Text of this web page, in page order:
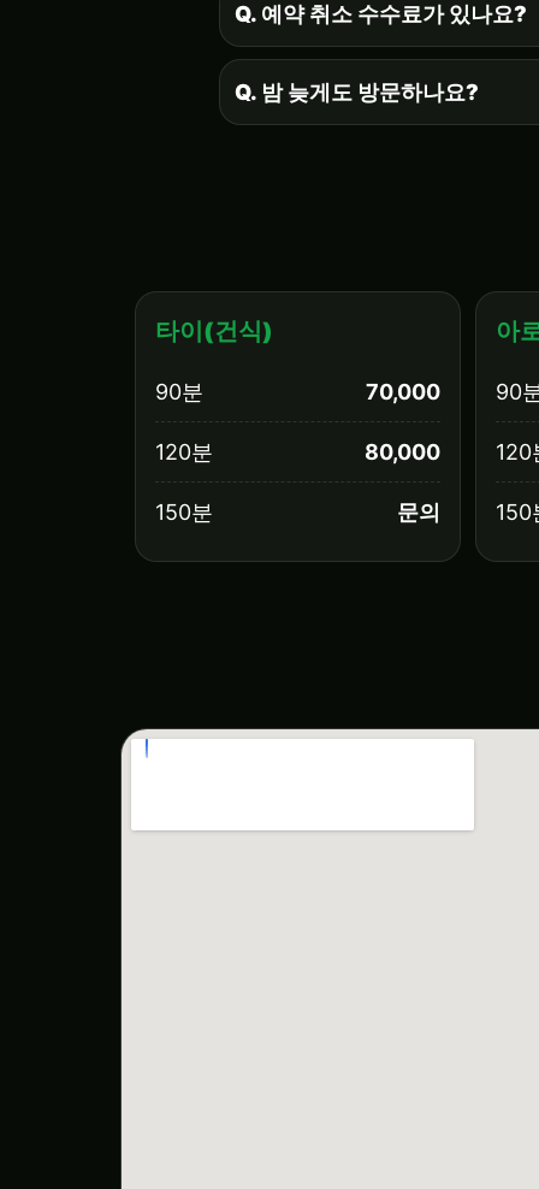
Q. 예약 취소 수수료가 있나요?
Q. 밤 늦게도 방문하나요?
타이(건식)
90분 70,000
120분 80,000
150분 문의
아
90
120
150